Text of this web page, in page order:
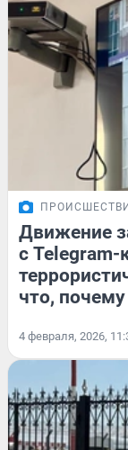
Движение
с Telegram-
что,
4 февраля, 2026,